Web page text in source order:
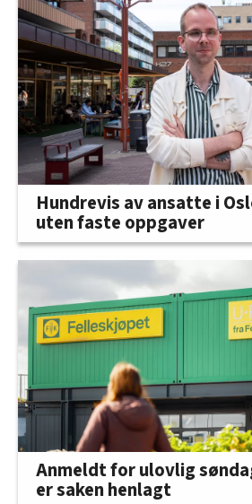
Hundrevis av ansatte i
uten faste oppgaver
Anmeldt for ulovlig
er saken henlagt